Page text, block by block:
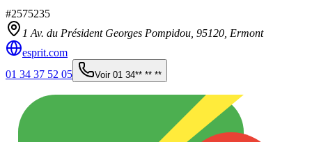
#2575235
1 Av. du Président Georges Pompidou, 95120, Ermont
esprit.com
01 34 37 52 05
Voir 01 34** ** **